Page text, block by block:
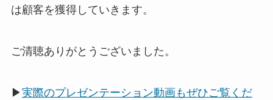
は顧客を獲得していきます。
ご清聴ありがとうございました。
▶実際のプレゼンテーション動画もぜひご覧くだ